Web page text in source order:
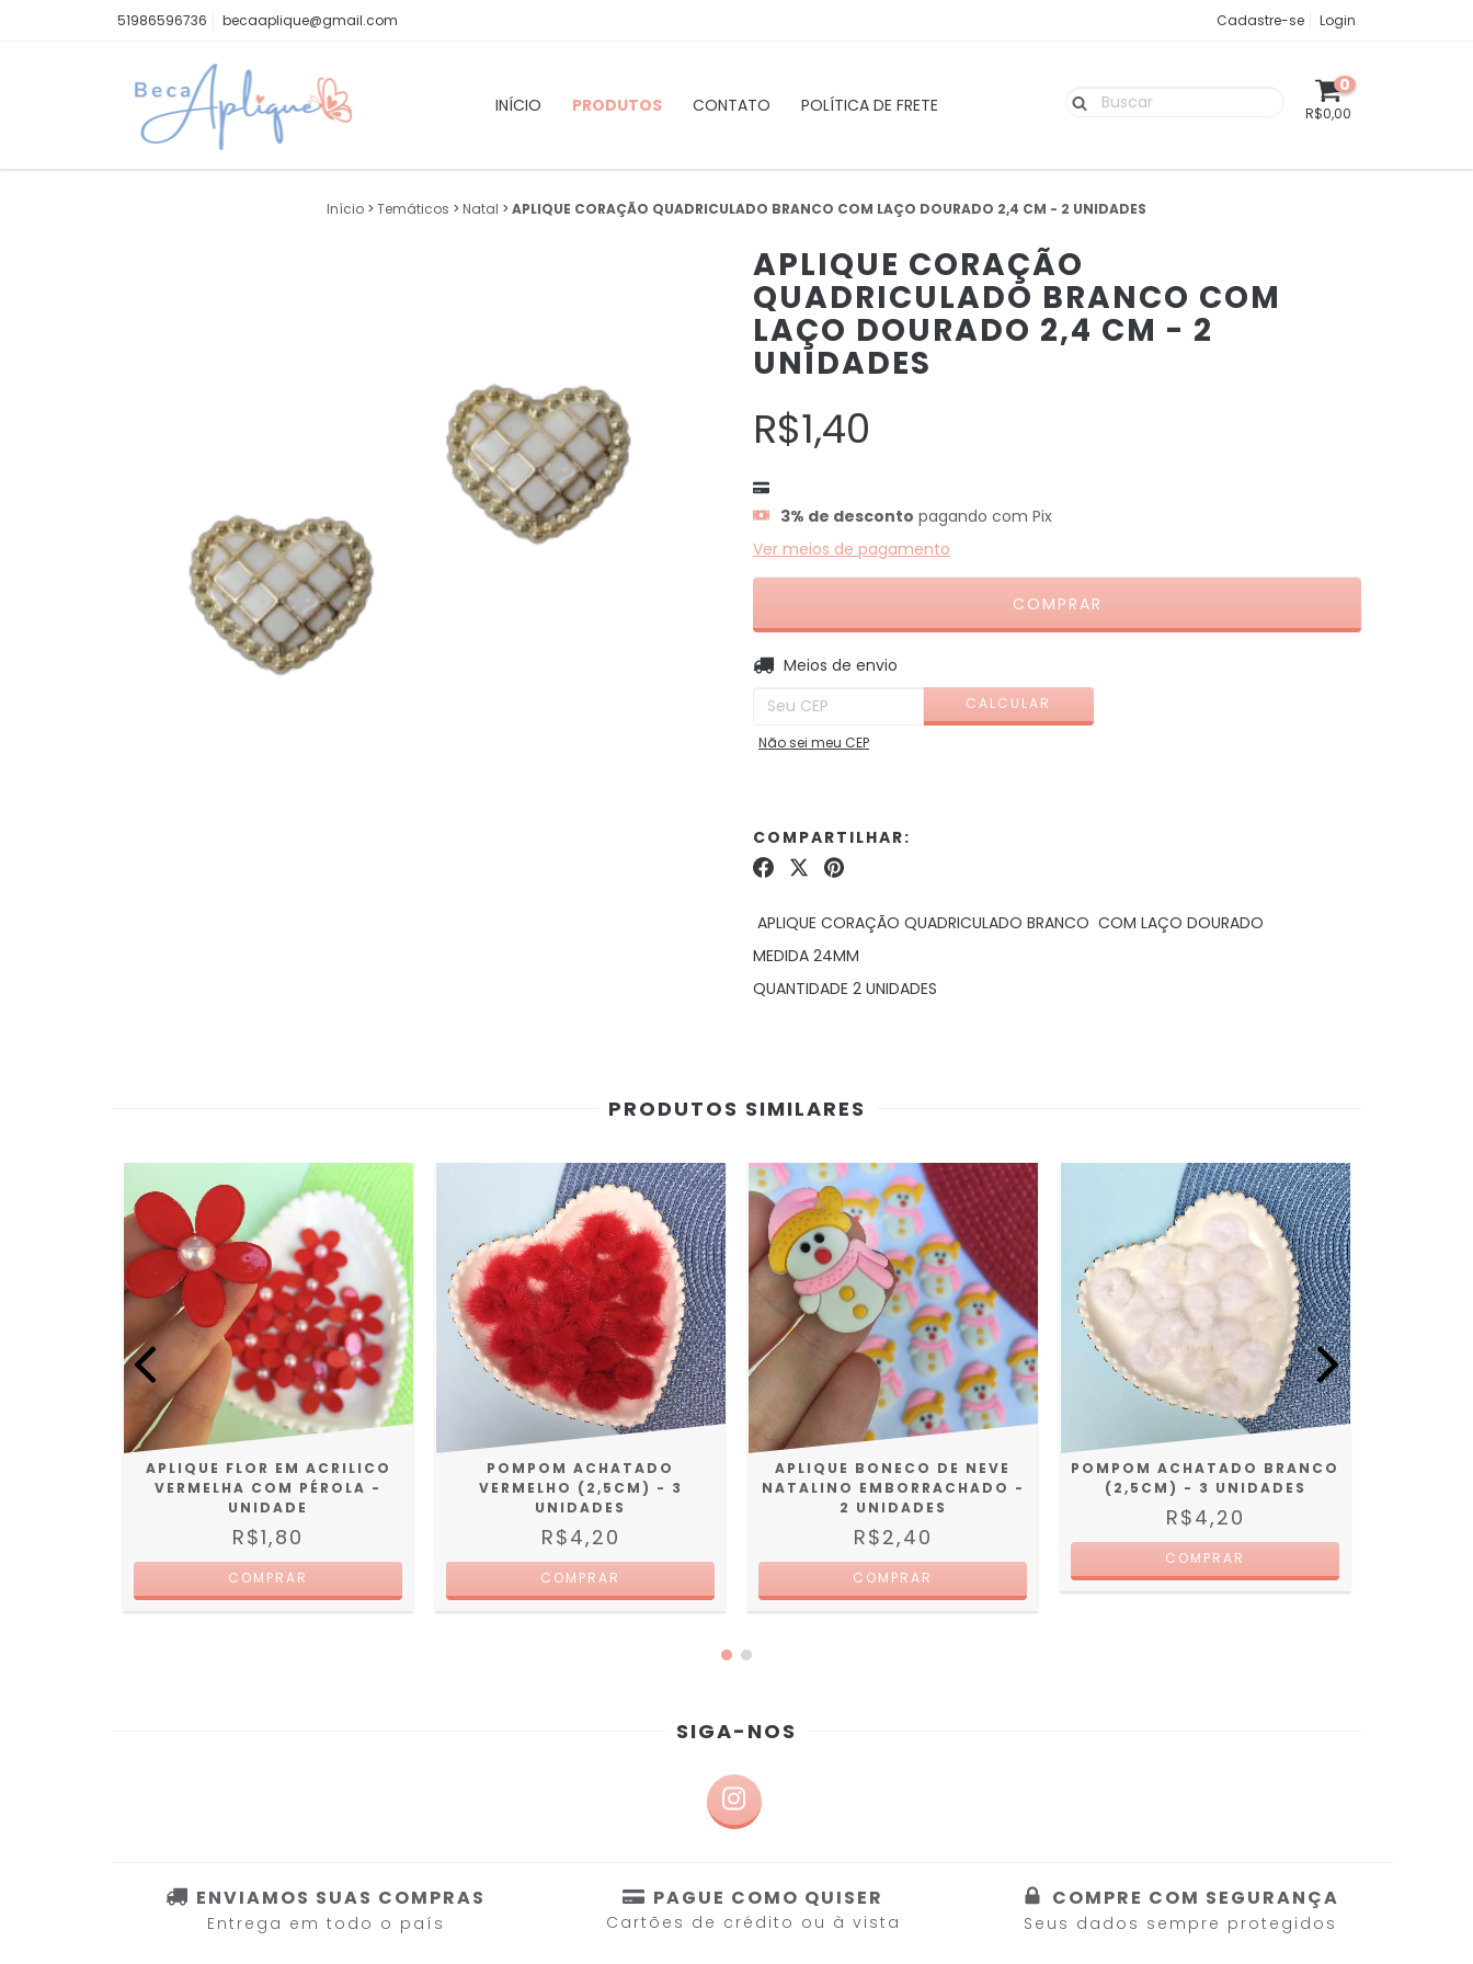
51986596736 becaaplique@gmail.com Cadastre-se Login
INÍCIO PRODUTOS CONTATO POLÍTICA DE FRETE
0
R$0,00
Início > Temáticos > Natal > APLIQUE CORAÇÃO QUADRICULADO BRANCO COM LAÇO DOURADO 2,4 CM - 2 UNIDADES
APLIQUE CORAÇÃO
QUADRICULADO BRANCO COM
LAÇO DOURADO 2,4 CM - 2
UNIDADES
R$1,40
3% de desconto pagando com Pix
Ver meios de pagamento
Entregas para o CEP:
Meios de envio
CALCULAR
Não sei meu CEP
COMPARTILHAR:
APLIQUE CORAÇÃO QUADRICULADO BRANCO COM LAÇO DOURADO
MEDIDA 24MM
QUANTIDADE 2 UNIDADES
PRODUTOS SIMILARES
APLIQUE FLOR EM ACRILICO
VERMELHA COM PÉROLA -
UNIDADE
R$1,80
POMPOM ACHATADO
VERMELHO (2,5CM) - 3
UNIDADES
R$4,20
APLIQUE BONECO DE NEVE
NATALINO EMBORRACHADO -
2 UNIDADES
R$2,40
POMPOM ACHATADO BRANCO
(2,5CM) - 3 UNIDADES
R$4,20
SIGA-NOS
ENVIAMOS SUAS COMPRAS
Entrega em todo o país
PAGUE COMO QUISER
Cartões de crédito ou à vista
COMPRE COM SEGURANÇA
Seus dados sempre protegidos